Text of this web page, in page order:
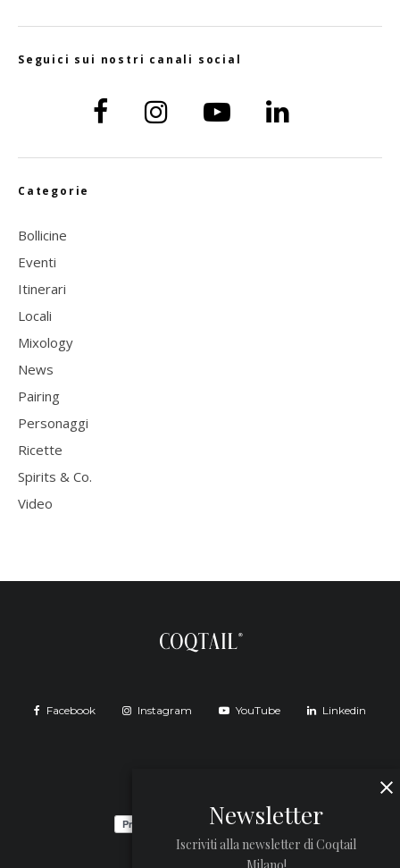
Seguici sui nostri canali social
Categorie
Bollicine
Eventi
Itinerari
Locali
Mixology
News
Pairing
Personaggi
Ricette
Spirits & Co.
Video
Facebook Instagram YouTube Linkedin
Newsletter
Iscriviti alla newsletter di Coqtail